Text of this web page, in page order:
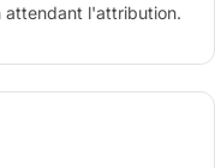
attendant l'attribution.